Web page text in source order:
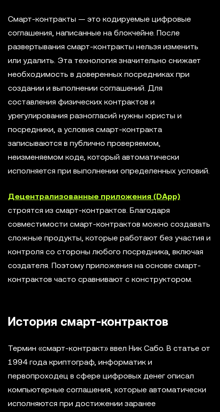
Смарт-контракты — это кодируемые цифровые
соглашения, написанные на блокчейне. После
развертывания смарт-контракты нельзя изменить
или удалить. Эта технология значительно снижает
необходимость в доверенных посредниках при
создании и выполнении соглашений. Для
составления физических контрактов и
урегулирования разногласий нужны юристы и
посредники, а условия смарт-контракта
записываются в публично проверяемом,
неизменяемом коде, который автоматически
исполняется при выполнении определенных условий.
Децентрализованные приложения (DApp)
строятся из смарт-контрактов. Благодаря
совместимости смарт-контрактов можно создавать
сложные продукты, которые работают без участия и
контроля со стороны любого посредника, включая
создателя. Поэтому приложения на основе смарт-
контрактов часто сравнивают с конструктором.
История смарт-контрактов
Термин «смарт-контракт» ввел Ник Сабо. В статье от
1994 года криптограф, информатик и
первопроходец в сфере цифровых денег описал
компьютерные соглашения, которые автоматически
исполняются при достижении заранее